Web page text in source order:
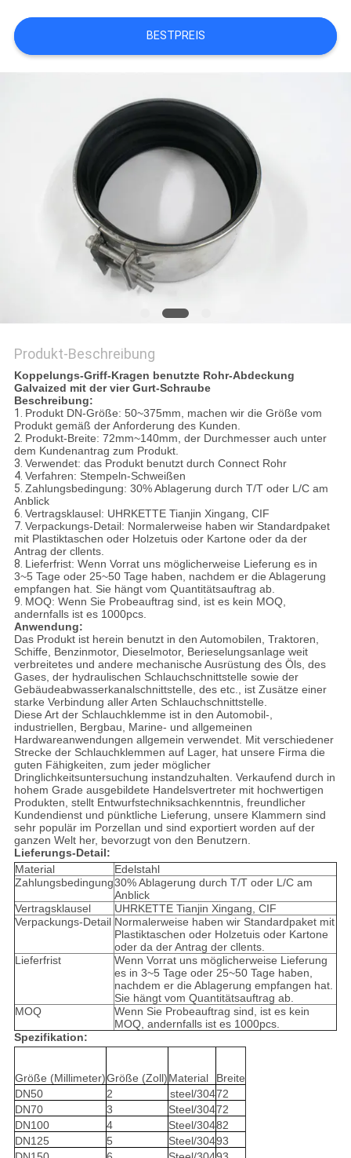
PRIVACY
POLICY
BESTPREIS
Produkt-Beschreibung
Koppelungs-Griff-Kragen benutzte Rohr-Abdeckung
Galvaized mit der vier Gurt-Schraube
Beschreibung:
1. Produkt DN-Größe: 50~375mm, machen wir die Größe vom
Produkt gemäß der Anforderung des Kunden.
2. Produkt-Breite: 72mm~140mm, der Durchmesser auch unter
dem Kundenantrag zum Produkt.
3. Verwendet: das Produkt benutzt durch Connect Rohr
4. Verfahren: Stempeln-Schweißen
5. Zahlungsbedingung: 30% Ablagerung durch T/T oder L/C am
Anblick
6. Vertragsklausel: UHRKETTE Tianjin Xingang, CIF
7. Verpackungs-Detail: Normalerweise haben wir Standardpaket
mit Plastiktaschen oder Holzetuis oder Kartone oder da der
Antrag der cllents.
8. Lieferfrist: Wenn Vorrat uns möglicherweise Lieferung es in
3~5 Tage oder 25~50 Tage haben, nachdem er die Ablagerung
empfangen hat. Sie hängt vom Quantitätsauftrag ab.
9. MOQ: Wenn Sie Probeauftrag sind, ist es kein MOQ,
andernfalls ist es 1000pcs.
Anwendung:
Das Produkt ist herein benutzt in den Automobilen, Traktoren,
Schiffe, Benzinmotor, Dieselmotor, Berieselungsanlage weit
verbreitetes und andere mechanische Ausrüstung des Öls, des
Gases, der hydraulischen Schlauchschnittstelle sowie der
Gebäudeabwasserkanalschnittstelle, des etc., ist Zusätze einer
starke Verbindung aller Arten Schlauchschnittstelle.
Diese Art der Schlauchklemme ist in den Automobil-,
industriellen, Bergbau, Marine- und allgemeinen
Hardwareanwendungen allgemein verwendet. Mit verschiedener
Strecke der Schlauchklemmen auf Lager, hat unsere Firma die
guten Fähigkeiten, zum jeder möglicher
Dringlichkeitsuntersuchung instandzuhalten. Verkaufend durch in
hohem Grade ausgebildete Handelsvertreter mit hochwertigen
Produkten, stellt Entwurfstechniksachkenntnis, freundlicher
Kundendienst und pünktliche Lieferung, unsere Klammern sind
sehr populär im Porzellan und sind exportiert worden auf der
ganzen Welt her, bevorzugt von den Benutzern.
Lieferungs-Detail:
Material
Edelstahl
Zahlungsbedingung30% Ablagerung durch T/T oder L/C am
Anblick
Vertragsklausel
UHRKETTE Tianjin Xingang, CIF
Verpackungs-Detail Normalerweise haben wir Standardpaket mit
Plastiktaschen oder Holzetuis oder Kartone
oder da der Antrag der cllents.
Lieferfrist
Wenn Vorrat uns möglicherweise Lieferung
es in 3~5 Tage oder 25~50 Tage haben,
nachdem er die Ablagerung empfangen hat.
Sie hängt vom Quantitätsauftrag ab.
MOQ
Wenn Sie Probeauftrag sind, ist es kein
MOQ, andernfalls ist es 1000pcs.
Spezifikation:
Größe (Millimeter)Größe (Zoll)Material
Breite
DN50
2 steel/30472
DN70
3 Steel/30472
DN100
4 Steel/30482
DN125
5 Steel/30493